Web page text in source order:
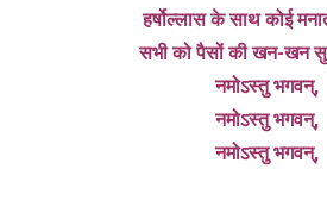
हर्षोल्लास के साथ कोई
सभी को पैसों की खन-खन
नमोऽस्तु भगवन्,
नमोऽस्तु भगवन्,
नमोऽस्तु भगवन्,